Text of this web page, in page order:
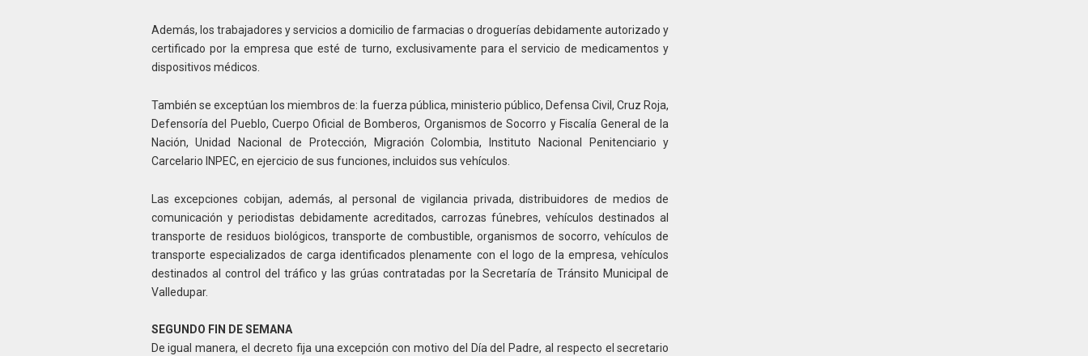
Además, los trabajadores y servicios a domicilio de farmacias o droguerías debidamente autorizado y
certificado por la empresa que esté de turno, exclusivamente para el servicio de medicamentos y
dispositivos médicos.
También se exceptúan los miembros de: la fuerza pública, ministerio público, Defensa Civil, Cruz Roja,
Defensoría del Pueblo, Cuerpo Oficial de Bomberos, Organismos de Socorro y Fiscalía General de la
Nación, Unidad Nacional de Protección, Migración Colombia, Instituto Nacional Penitenciario y
Carcelario INPEC, en ejercicio de sus funciones, incluidos sus vehículos.
Las excepciones cobijan, además, al personal de vigilancia privada, distribuidores de medios de
comunicación y periodistas debidamente acreditados, carrozas fúnebres, vehículos destinados al
transporte de residuos biológicos, transporte de combustible, organismos de socorro, vehículos de
transporte especializados de carga identificados plenamente con el logo de la empresa, vehículos
destinados al control del tráfico y las grúas contratadas por la Secretaría de Tránsito Municipal de
Valledupar.
SEGUNDO FIN DE SEMANA
De igual manera, el decreto fija una excepción con motivo del Día del Padre, al respecto el secretario